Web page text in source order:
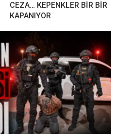
CEZA… KEPENKLER BİR BİR
KAPANIYOR